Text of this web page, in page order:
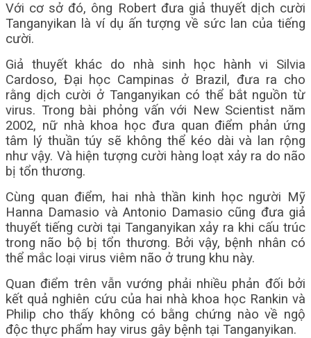
Với cơ sở đó, ông Robert đưa giả thuyết dịch cười
Tanganyikan là ví dụ ấn tượng về sức lan của tiếng
cười.
Giả thuyết khác do nhà sinh học hành vi Silvia
Cardoso, Đại học Campinas ở Brazil, đưa ra cho
rằng dịch cười ở Tanganyikan có thể bắt nguồn từ
virus. Trong bài phỏng vấn với New Scientist năm
2002, nữ nhà khoa học đưa quan điểm phản ứng
tâm lý thuần túy sẽ không thể kéo dài và lan rộng
như vậy. Và hiện tượng cười hàng loạt xảy ra do não
bị tổn thương.
Cùng quan điểm, hai nhà thần kinh học người Mỹ
Hanna Damasio và Antonio Damasio cũng đưa giả
thuyết tiếng cười tại Tanganyikan xảy ra khi cấu trúc
trong não bộ bị tổn thương. Bởi vậy, bệnh nhân có
thể mắc loại virus viêm não ở trung khu này.
Quan điểm trên vẫn vướng phải nhiều phản đối bởi
kết quả nghiên cứu của hai nhà khoa học Rankin và
Philip cho thấy không có bằng chứng nào về ngộ
độc thực phẩm hay virus gây bệnh tại Tanganyikan.